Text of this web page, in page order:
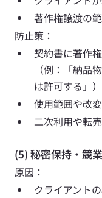
著作権譲渡の範
防止策：
契約書に著作
（例：「納品
は許可する」）
使用範囲や改
二次利用や転
(5) 秘密保持・競
原因：
クライアント